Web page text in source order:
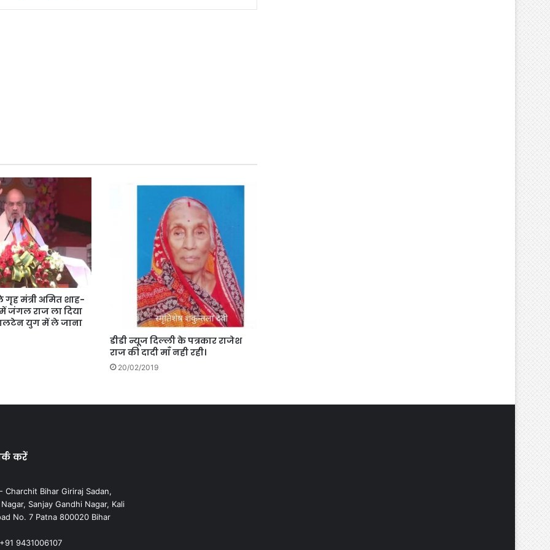
गृह मंत्री अमित शाह-
जंगल राज ला दिया
युग में ले जाना
डीडी न्यूज दिल्ली के पत्रकार राजेश
राज की दादी माँ नही रही।
20/02/2019
करें
Charchit Bihar Giriraj Sadan,
Sanjay Gandhi Nagar, Kali
No. 7 Patna 800020 Bihar
9431006107